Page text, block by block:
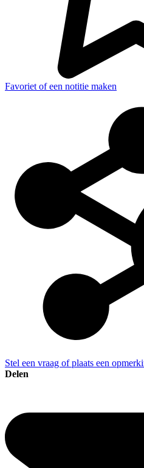
Favoriet of een notitie maken
Stel een vraag of plaats een
Delen